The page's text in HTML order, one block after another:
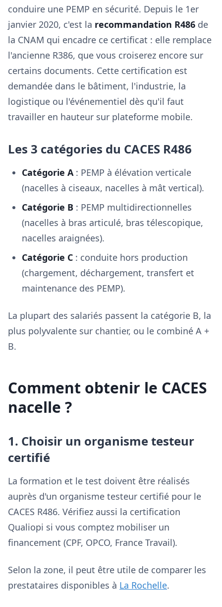
conduire une PEMP en sécurité. Depuis le 1er
janvier 2020, c'est la recommandation R486 de
la CNAM qui encadre ce certificat : elle remplace
l'ancienne R386, que vous croiserez encore sur
certains documents. Cette certification est
demandée dans le bâtiment, l'industrie, la
logistique ou l'événementiel dès qu'il faut
travailler en hauteur sur plateforme mobile.
Les 3 catégories du CACES R486
Catégorie A: PEMP à élévation verticale
(nacelles à ciseaux, nacelles à mât vertical).
Catégorie B : PEMP multidirectionnelles
(nacelles à bras articulé, bras télescopique,
nacelles araignées).
Catégorie C : conduite hors production
(chargement, déchargement, transfert et
maintenance des PEMP).
La plupart des salariés passent la catégorie B, la
plus polyvalente sur chantier, ou le combiné A +
B.
Comment obtenir le CACES
nacelle ?
1. Choisir un organisme testeur
certifié
La formation et le test doivent être réalisés
auprès d'un organisme testeur certifié pour le
CACES R486. Vérifiez aussi la certification
Qualiopi si vous comptez mobiliser un
financement (CPF, OPCO, France Travail).
Selon la zone, il peut être utile de comparer les
prestataires disponibles à La Rochelle.